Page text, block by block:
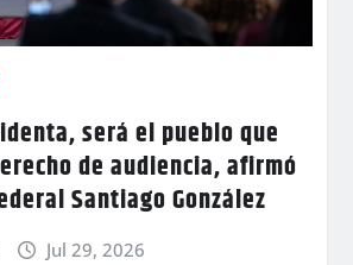
será el pueblo que
de audiencia, afirmó
Santiago González
Jul 29, 2026